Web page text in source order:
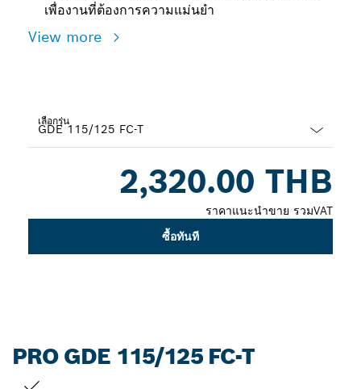
เพื่องานที่ต้องการความแม่นยำ
View more
เลือกรุ่น
2,320.00 THB
ราคาแนะนำขาย รวมVAT
ซื้อทันที
PRO GDE 115/125 FC-T